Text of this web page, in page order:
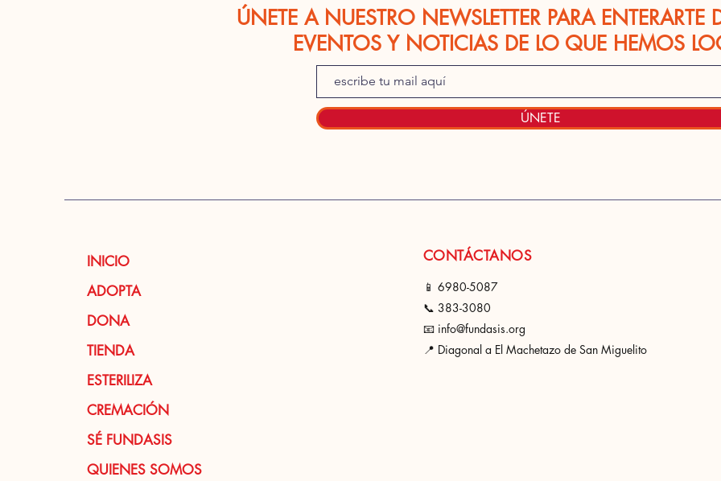
ÚNETE A NUESTRO NEWSLETTER PARA ENTERARTE
EVENTOS Y NOTICIAS DE LO QUE HEMOS
ÚNETE
INICIO
ADOPTA
DONA
TIENDA
ESTERILIZA
CREMACIÓN
SÉ FUNDASIS
QUIENES SOMOS
CONTÁCTANOS
📱 6980-5087
📞 383-3080
📧 info@fundasis.org
📍 Diagonal a El Machetazo de San Miguelito